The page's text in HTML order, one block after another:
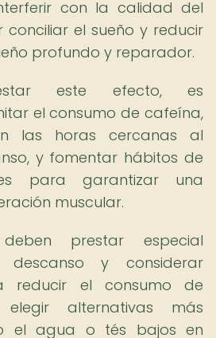
con la calidad del
conciliar el sueño y reducir
profundo y reparador.
este efecto, es
el consumo de cafeína,
las horas cercanas al
y fomentar hábitos de
para garantizar una
muscular.
prestar especial
y considerar
reducir el consumo de
alternativas más
el agua o tés bajos en